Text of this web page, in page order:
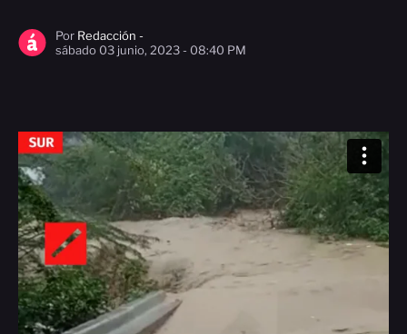
Por Redacción -
sábado 03 junio, 2023 - 08:40 PM